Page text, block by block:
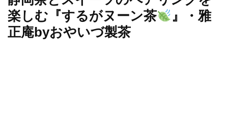
楽しむ『するがヌーン茶
』・雅
正庵byおやいづ製茶